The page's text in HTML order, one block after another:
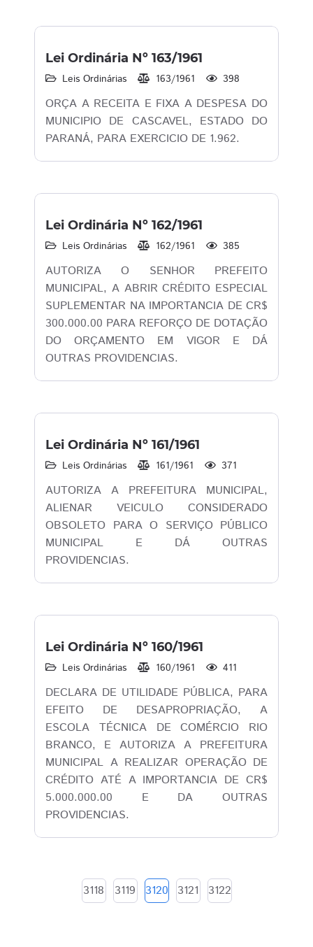
Lei Ordinária Nº 163/1961
Leis Ordinárias 163/1961 398
ORÇA A RECEITA E FIXA A DESPESA DO
MUNICIPIO DE CASCAVEL, ESTADO DO
PARANÁ, PARA EXERCICIO DE 1.962.
Lei Ordinária Nº 162/1961
Leis Ordinárias 162/1961 385
AUTORIZA O SENHOR PREFEITO
MUNICIPAL, A ABRIR CRÉDITO ESPECIAL
SUPLEMENTAR NA IMPORTANCIA DE CR$
300.000.00 PARA REFORÇO DE DOTAÇÃO
DO ORÇAMENTO EM VIGOR E DÁ
OUTRAS PROVIDENCIAS.
Lei Ordinária Nº 161/1961
Leis Ordinárias 161/1961 371
AUTORIZA A PREFEITURA MUNICIPAL,
ALIENAR VEICULO CONSIDERADO
OBSOLETO PARA O SERVIÇO PÚBLICO
MUNICIPAL E DÁ OUTRAS
PROVIDENCIAS.
Lei Ordinária Nº 160/1961
Leis Ordinárias 160/1961 411
DECLARA DE UTILIDADE PÚBLICA, PARA
EFEITO DE DESAPROPRIAÇÃO, A
ESCOLA TÉCNICA DE COMÉRCIO RIO
BRANCO, E AUTORIZA A PREFEITURA
MUNICIPAL A REALIZAR OPERAÇÃO DE
CRÉDITO ATÉ A IMPORTANCIA DE CR$
5.000.000.00 E DA OUTRAS
PROVIDENCIAS.
3118 3119 3120 3121 3122